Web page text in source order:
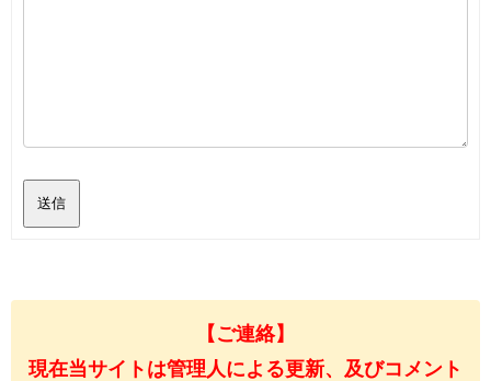
送信
【ご連絡】
現在当サイトは管理人による更新、及びコメント